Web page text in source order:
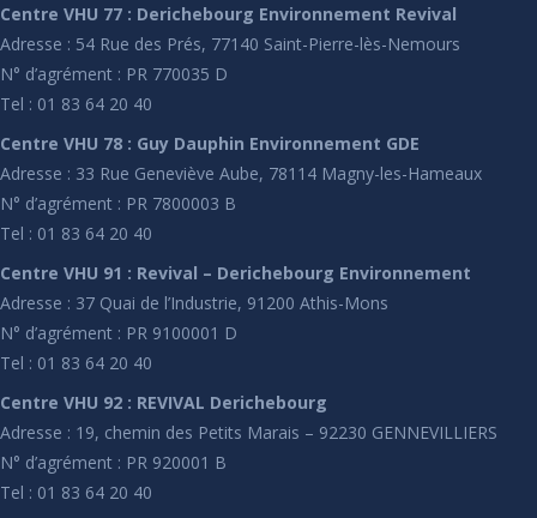
Centre VHU 77 : Derichebourg Environnement Revival
Adresse : 54 Rue des Prés, 77140 Saint-Pierre-lès-Nemours
N° d’agrément : PR 770035 D
Tel : 01 83 64 20 40
Centre VHU 78 : Guy Dauphin Environnement GDE
Adresse : 33 Rue Geneviève Aube, 78114 Magny-les-Hameaux
N° d’agrément : PR 7800003 B
Tel : 01 83 64 20 40
Centre VHU 91 : Revival – Derichebourg Environnement
Adresse : 37 Quai de l’Industrie, 91200 Athis-Mons
N° d’agrément : PR 9100001 D
Tel : 01 83 64 20 40
Centre VHU 92 : REVIVAL Derichebourg
Adresse : 19, chemin des Petits Marais – 92230 GENNEVILLIERS
N° d’agrément : PR 920001 B
Tel : 01 83 64 20 40